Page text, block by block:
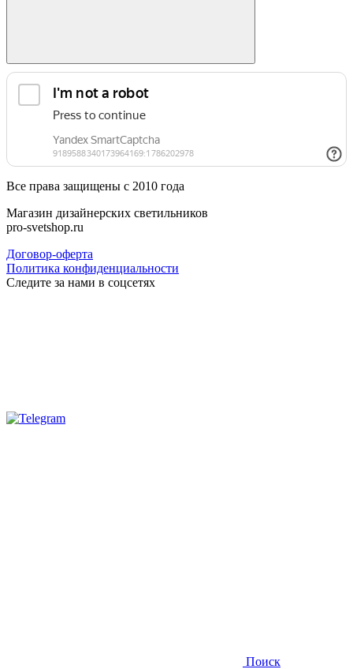
Все права защищены с 2010 года
Магазин дизайнерских светильников
pro-svetshop.ru
Договор-оферта
Политика конфиденциальности
Следите за нами в соцсетях
Поиск